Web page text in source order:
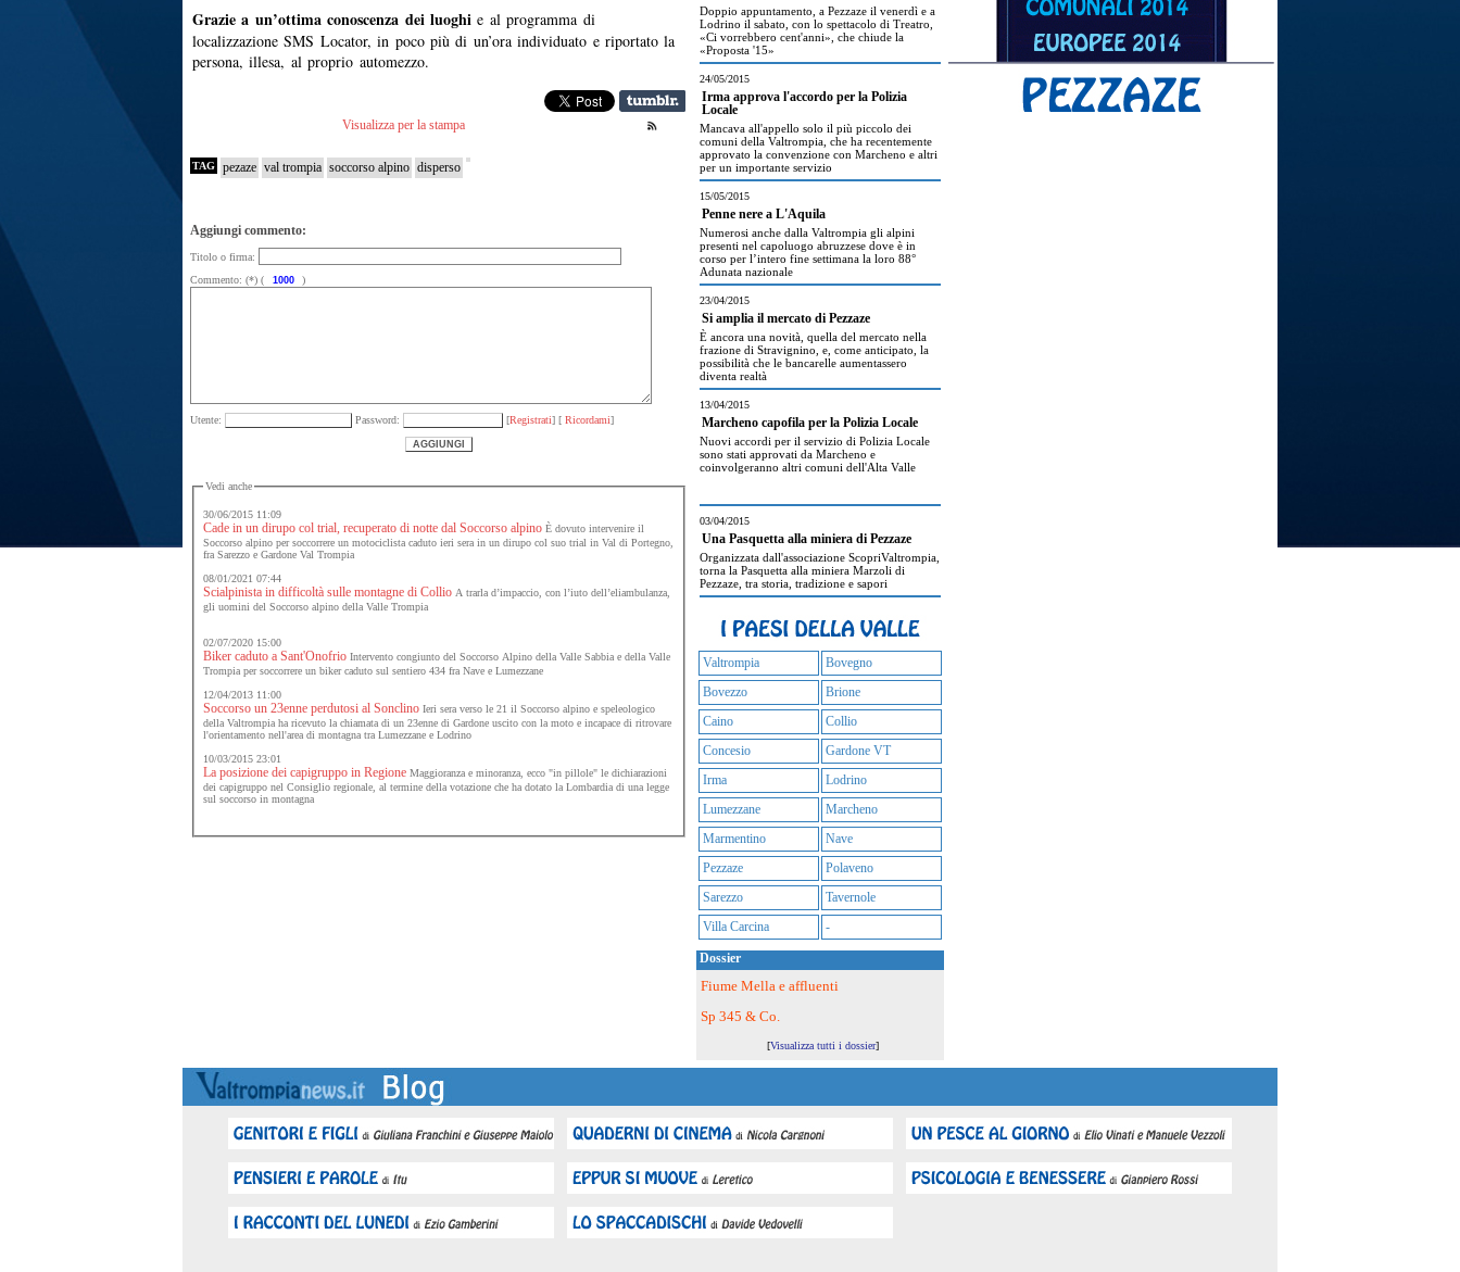
Grazie a un’ottima conoscenza dei luoghi e al programma di
localizzazione SMS Locator, in poco più di un’ora individuato e riportato la
persona, illesa, al proprio automezzo.
Visualizza per la stampa
TAG pezaze val trompia soccorso alpino disperso
Aggiungi commento:
Titolo o firma:
Commento: (*) (
)
Utente: Password: [Registrati] [ Ricordami]
Vedi anche
30/06/2015 11:09
Cade in un dirupo col trial, recuperato di notte dal Soccorso alpinoÈ dovuto intervenire il
Soccorso alpino per soccorrere un motociclista caduto ieri sera in un dirupo col suo trial in Val di Portegno,
fra Sarezzo e Gardone Val Trompia
08/01/2021 07:44
Scialpinista in difficoltà sulle montagne di CollioA trarla d’impaccio, con l’iuto dell’eliambulanza,
gli uomini del Soccorso alpino della Valle Trompia
02/07/2020 15:00
Biker caduto a Sant'OnofrioIntervento congiunto del Soccorso Alpino della Valle Sabbia e della Valle
Trompia per soccorrere un biker caduto sul sentiero 434 fra Nave e Lumezzane
12/04/2013 11:00
Soccorso un 23enne perdutosi al SonclinoIeri sera verso le 21 il Soccorso alpino e speleologico
della Valtrompia ha ricevuto la chiamata di un 23enne di Gardone uscito con la moto e incapace di ritrovare
l'orientamento nell'area di montagna tra Lumezzane e Lodrino
10/03/2015 23:01
La posizione dei capigruppo in RegioneMaggioranza e minoranza, ecco "in pillole" le dichiarazioni
dei capigruppo nel Consiglio regionale, al termine della votazione che ha dotato la Lombardia di una legge
sul soccorso in montagna
Doppio appuntamento, a Pezzaze il venerdì e a
Lodrino il sabato, con lo spettacolo di Treatro,
«Ci vorrebbero cent'anni», che chiude la
«Proposta '15»
24/05/2015
Irma approva l'accordo per la Polizia
Locale
Mancava all'appello solo il più piccolo dei
comuni della Valtrompia, che ha recentemente
approvato la convenzione con Marcheno e altri
per un importante servizio
15/05/2015
Penne nere a L'Aquila
Numerosi anche dalla Valtrompia gli alpini
presenti nel capoluogo abruzzese dove è in
corso per l’intero fine settimana la loro 88°
Adunata nazionale
23/04/2015
Si amplia il mercato di Pezzaze
È ancora una novità, quella del mercato nella
frazione di Stravignino, e, come anticipato, la
possibilità che le bancarelle aumentassero
diventa realtà
13/04/2015
Marcheno capofila per la Polizia Locale
Nuovi accordi per il servizio di Polizia Locale
sono stati approvati da Marcheno e
coinvolgeranno altri comuni dell'Alta Valle
03/04/2015
Una Pasquetta alla miniera di Pezzaze
Organizzata dall'associazione ScopriValtrompia,
torna la Pasquetta alla miniera Marzoli di
Pezzaze, tra storia, tradizione e sapori
Valtrompia
Bovegno
Bovezzo
Brione
Caino
Collio
Concesio
Gardone VT
Irma
Lodrino
Lumezzane
Marcheno
Marmentino
Nave
Pezzaze
Polaveno
Sarezzo
Tavernole
Villa Carcina
-
Dossier
Fiume Mella e affluenti
Sp 345 & Co.
[Visualizza tutti i dossier]